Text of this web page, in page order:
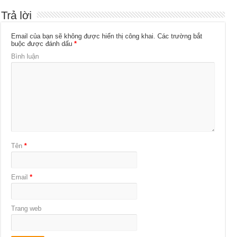
Trả lời
Email của bạn sẽ không được hiển thị công khai. Các trường bắt
buộc được đánh dấu*
Bình luận
Tên*
Email*
Trang web